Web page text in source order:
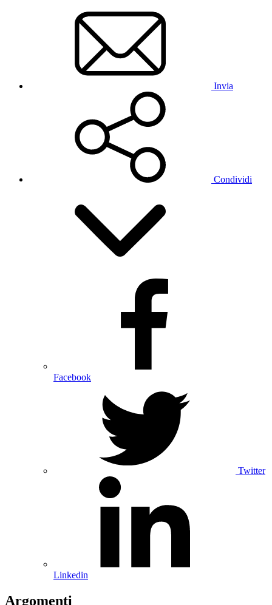
Invia
Condividi
Facebook
Twitter
Linkedin
Argomenti